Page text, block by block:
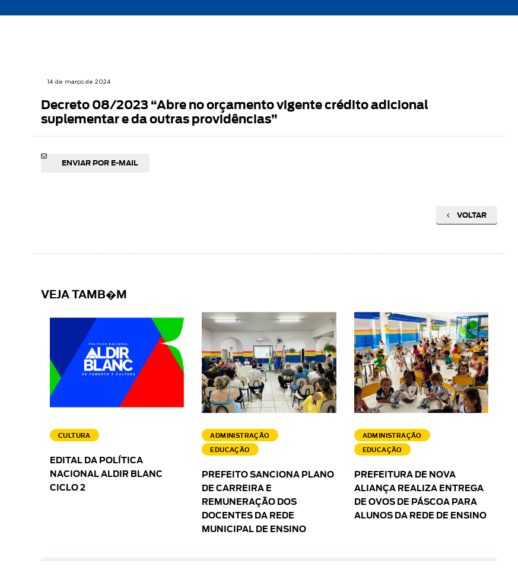
14 de março de 2024
Decreto 08/2023 “Abre no orçamento vigente crédito adicional
suplementar e da outras providências”
ENVIAR POR E-MAIL
VOLTAR
VEJA TAMB�M
CULTURA
EDITAL DA POLÍTICA
NACIONAL ALDIR BLANC
CICLO 2
ADMINISTRAÇÃO
EDUCAÇÃO
PREFEITO SANCIONA PLANO
DE CARREIRA E
REMUNERAÇÃO DOS
DOCENTES DA REDE
MUNICIPAL DE ENSINO
ADMINISTRAÇÃO
EDUCAÇÃO
PREFEITURA DE NOVA
ALIANÇA REALIZA ENTREGA
DE OVOS DE PÁSCOA PARA
ALUNOS DA REDE DE ENSINO